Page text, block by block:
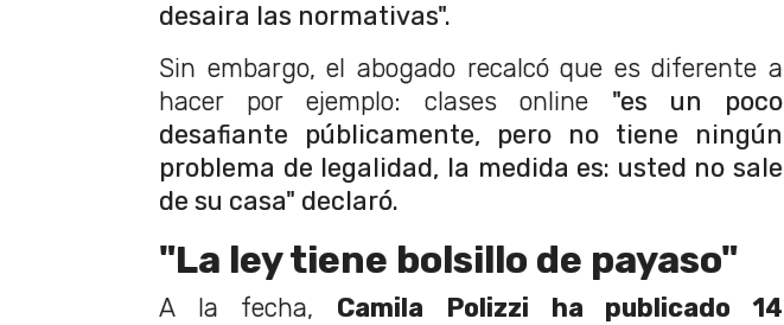
desaira las normativas".
Sin embargo, el abogado recalcó que es diferente a
hacer por ejemplo: clases online "es un poco
desafiante públicamente, pero no tiene ningún
problema de legalidad, la medida es: usted no sale
de su casa" declaró.
"La ley tiene bolsillo de payaso"
A la fecha, Camila Polizzi ha publicado 14